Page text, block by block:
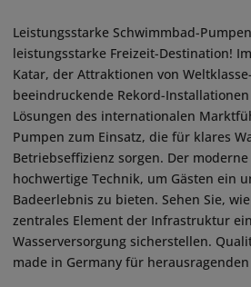
Leistungsstarke Schwimmbad-
leistungsstarke Freizeit-Destination!
Katar, der Attraktionen von
beeindruckende Rekord-
Lösungen des internationalen
Pumpen zum Einsatz, die für klares
Betriebseffizienz sorgen. Der
hochwertige Technik, um Gästen ein
Badeerlebnis zu bieten. Sehen Sie,
zentrales Element der Infrastruktur
Wasserversorgung sicherstellen.
made in Germany für